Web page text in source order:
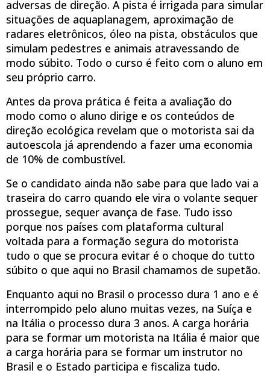
adversas de direção. A pista é irrigada para simular
situações de aquaplanagem, aproximação de
radares eletrônicos, óleo na pista, obstáculos que
simulam pedestres e animais atravessando de
modo súbito. Todo o curso é feito com o aluno em
seu próprio carro.
Antes da prova prática é feita a avaliação do
modo como o aluno dirige e os conteúdos de
direção ecológica revelam que o motorista sai da
autoescola já aprendendo a fazer uma economia
de 10% de combustível.
Se o candidato ainda não sabe para que lado vai a
traseira do carro quando ele vira o volante sequer
prossegue, sequer avança de fase. Tudo isso
porque nos países com plataforma cultural
voltada para a formação segura do motorista
tudo o que se procura evitar é o choque do tutto
súbito o que aqui no Brasil chamamos de supetão.
Enquanto aqui no Brasil o processo dura 1 ano e é
interrompido pelo aluno muitas vezes, na Suíça e
na Itália o processo dura 3 anos. A carga horária
para se formar um motorista na Itália é maior que
a carga horária para se formar um instrutor no
Brasil e o Estado participa e fiscaliza tudo.